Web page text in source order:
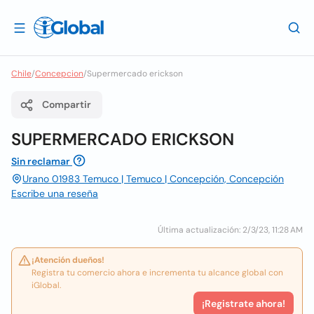
Chile/Concepcion/Supermercado erickson
Compartir
SUPERMERCADO ERICKSON
Sin reclamar
Urano 01983 Temuco | Temuco | Concepción, Concepción
Escribe una reseña
Última actualización: 2/3/23, 11:28 AM
¡Atención dueños!
Registra tu comercio ahora e incrementa tu alcance global con
iGlobal.
¡Registrate ahora!